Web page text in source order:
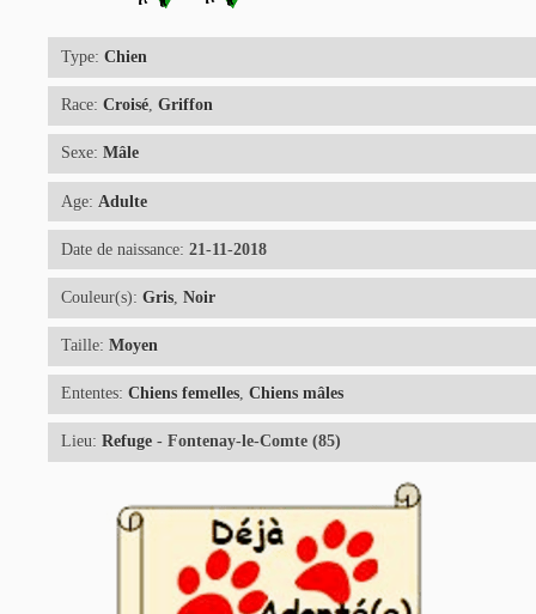
Type:Chien
Race:Croisé,Griffon
Sexe:Mâle
Age: Adulte
Date de naissance: 21-11-2018
Couleur(s):Gris ,Noir
Taille:Moyen
Ententes:Chiens femelles,Chiens mâles
Lieu: Refuge - Fontenay-le-Comte (85)